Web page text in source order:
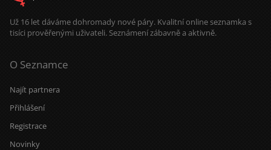
Už 16 let dáváme dohromady nové páry. Kvalitní online seznamka s
tisíci prověřenými uživateli. Seznámení zábavně a aktivně.
O Seznamce
Najít partnera
Přihlášení
Registrace
Novinky